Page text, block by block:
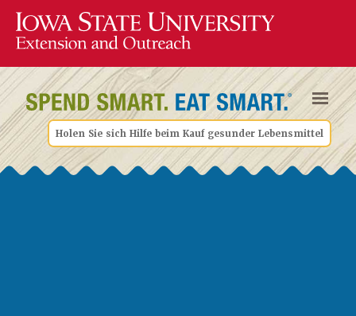
Holen Sie sich Hilfe beim Kauf gesunder Lebensmittel